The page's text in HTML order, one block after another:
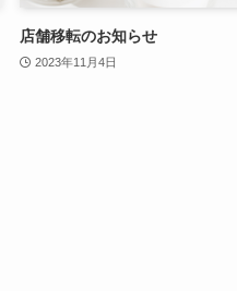
店舗移転のお知らせ
2023年11月4日